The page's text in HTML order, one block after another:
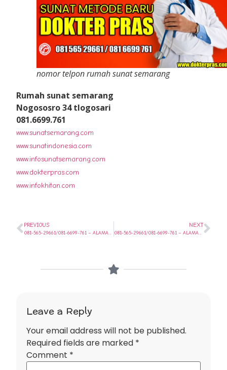
nomor telpon rumah sunat semarang
Rumah sunat semarang
Nogososro 34 tlogosari
081.6699.761
www.sunatsemarang.com
www.sunatindonesia.com
www.infosunatsemarang.com
www.dokterpras.com
www.infokhitan.com
PREVIOUS
081-565-29661/081-6699-761 – ALAMAT KHITAN SPEKTAKULER DI SEMARANG BARAT SEMARANG
NEXT
081-565-29661/081-6699-761 – ALAMAT KHITAN SPEKTAKULER DI SEMARANG TENGAH SEMARANG
Leave a Reply
Your email address will not be published.
Required fields are marked *
Comment *